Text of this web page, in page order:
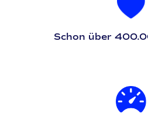
Schon über